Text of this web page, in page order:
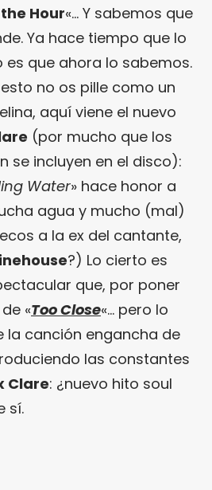
Hour«… Y sabemos que
Ya hace tiempo que lo
es que ahora lo sabemos.
no os pille como un
aquí viene el nuevo
(por mucho que los
se incluyen en el disco):
Water» hace honor a
agua y mucho (mal)
a la ex del cantante,
?) Lo cierto es
que, por poner
«Too Close«… pero lo
la canción engancha de
las constantes
Clare: ¿nuevo hito soul
sí.